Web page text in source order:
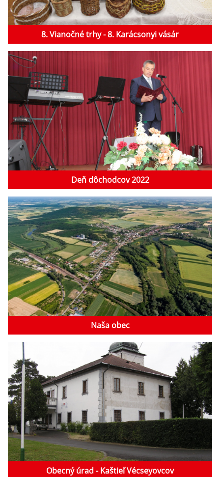
8. Vianočné trhy - 8. Karácsonyi vásár
Deň dôchodcov 2022
Naša obec
Obecný úrad - Kaštieľ Vécseyovcov